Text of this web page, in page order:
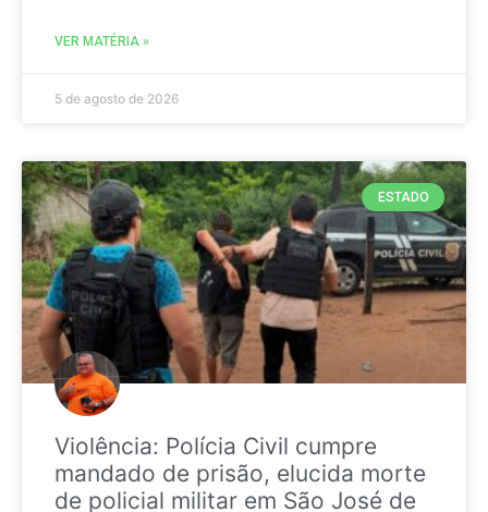
VER MATÉRIA »
5 de agosto de 2026
ESTADO
Violência: Polícia Civil cumpre
mandado de prisão, elucida morte
de policial militar em São José de